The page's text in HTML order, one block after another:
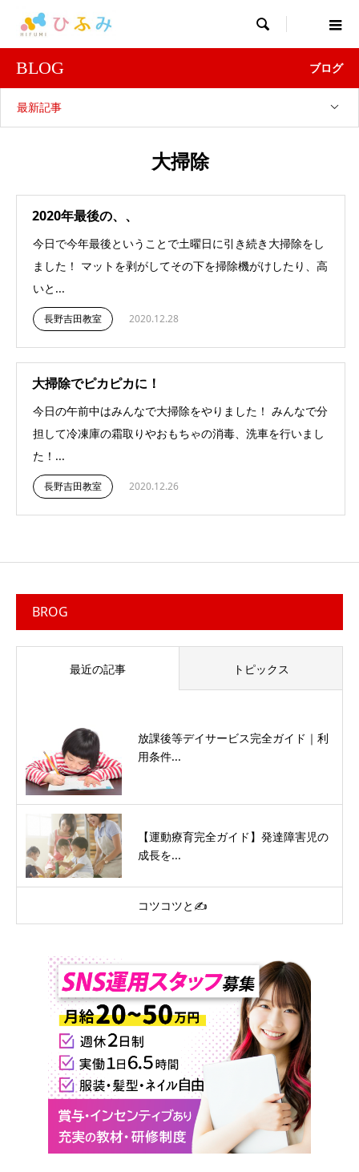

BLOG ブログ
最新記事
大掃除
2020年最後の、、
今日で今年最後ということで土曜日に引き続き大掃除をし
ました！ マットを剥がしてその下を掃除機がけしたり、高
いと...
長野吉田教室 2020.12.28
大掃除でピカピカに！
今日の午前中はみんなで大掃除をやりました！ みんなで分
担して冷凍庫の霜取りやおもちゃの消毒、洗車を行いまし
た！...
長野吉田教室 2020.12.26
BROG
最近の記事 トピックス
放課後等デイサービス完全ガイド｜利
用条件...
【運動療育完全ガイド】発達障害児の
成長を...
コツコツと✍